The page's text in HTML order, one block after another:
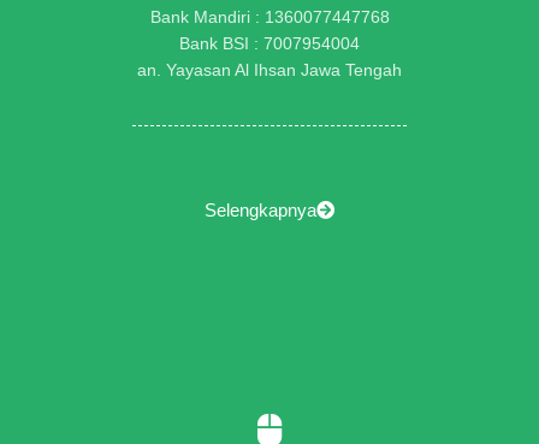
Bank Mandiri : 1360077447768
Bank BSI : 7007954004
an. Yayasan Al Ihsan Jawa Tengah
Selengkapnya